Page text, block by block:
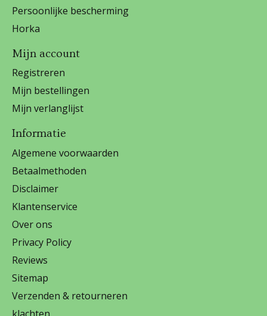
Persoonlijke bescherming
Horka
Mijn account
Registreren
Mijn bestellingen
Mijn verlanglijst
Informatie
Algemene voorwaarden
Betaalmethoden
Disclaimer
Klantenservice
Over ons
Privacy Policy
Reviews
Sitemap
Verzenden & retourneren